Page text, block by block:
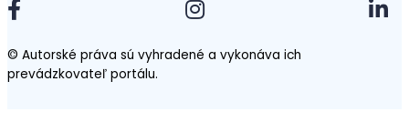
© Autorské práva sú vyhradené a vykonáva ich
prevádzkovateľ portálu.